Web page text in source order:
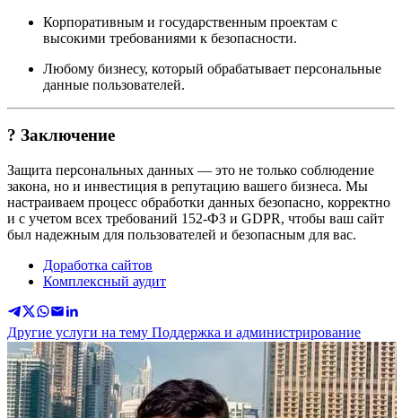
Корпоративным и государственным проектам с
высокими требованиями к безопасности.
Любому бизнесу, который обрабатывает персональные
данные пользователей.
? Заключение
Защита персональных данных — это не только соблюдение
закона, но и инвестиция в репутацию вашего бизнеса. Мы
настраиваем процесс обработки данных безопасно, корректно
и с учетом всех требований 152-ФЗ и GDPR, чтобы ваш сайт
был надежным для пользователей и безопасным для вас.
Доработка сайтов
Комплексный аудит
Другие услуги на тему Поддержка и администрирование